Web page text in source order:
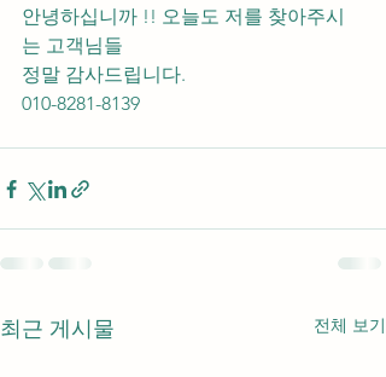
안녕하십니까 !! 오늘도 저를 찾아주시
는 고객님들
정말 감사드립니다.
010-8281-8139
최근 게시물 전체 보기